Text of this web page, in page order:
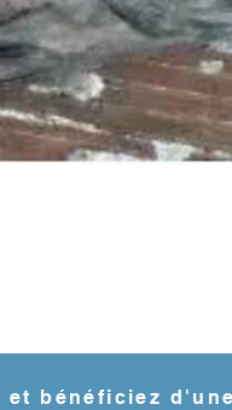
bénéficiez